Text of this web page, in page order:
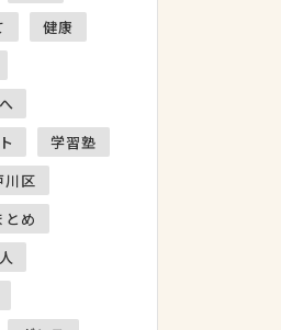
健康
学習塾
川区
とめ